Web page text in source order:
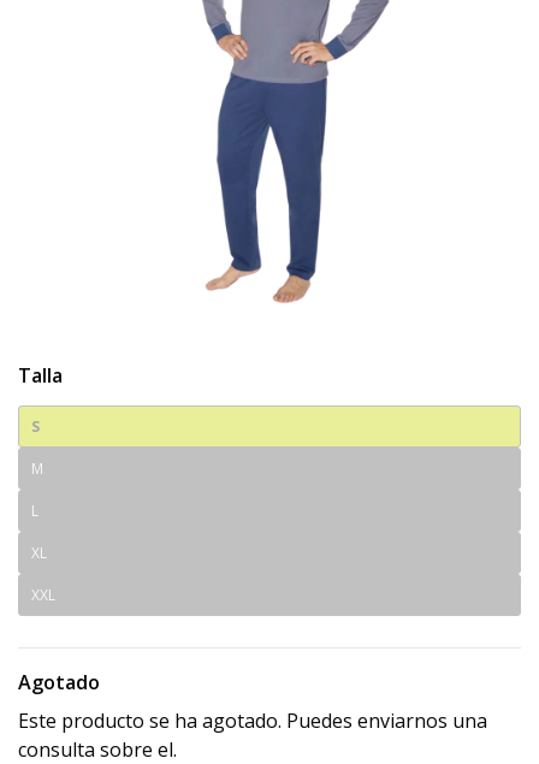
Talla
S
M
L
XL
XXL
Agotado
Este producto se ha agotado. Puedes enviarnos una
consulta sobre el.